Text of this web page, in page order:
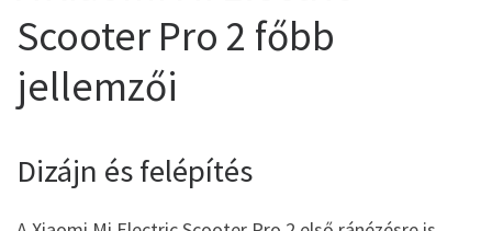
Scooter Pro 2 főbb
jellemzői
Dizájn és felépítés